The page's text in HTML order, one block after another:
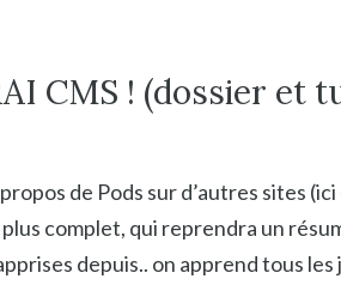
CMS ! (dossier et
de Pods sur d’autres sites (ici
complet, qui reprendra un
depuis.. on apprend tous les